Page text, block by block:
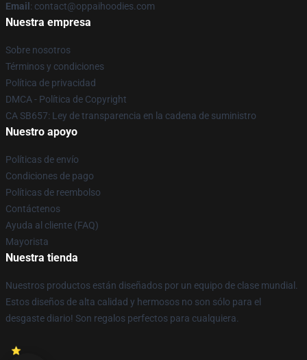
Email : contact@oppaihoodies.com
Nuestra empresa
Sobre nosotros
Términos y condiciones
Política de privacidad
DMCA - Política de Copyright
CA SB657: Ley de transparencia en la cadena de suministro
Nuestro apoyo
Políticas de envío
Condiciones de pago
Políticas de reembolso
Contáctenos
Ayuda al cliente (FAQ)
Mayorista
Nuestra tienda
Nuestros productos están diseñados por un equipo de clase mundial.
Estos diseños de alta calidad y hermosos no son sólo para el
desgaste diario! Son regalos perfectos para cualquiera.